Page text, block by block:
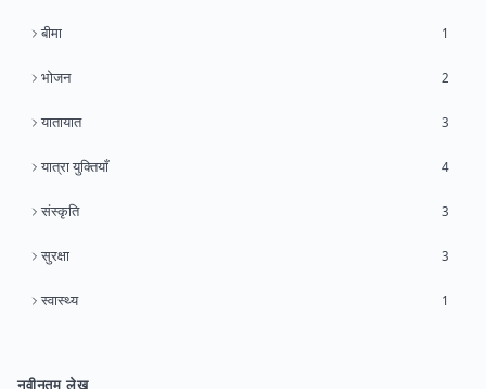
बीमा 1
भोजन 2
यातायात 3
यात्रा युक्तियाँ 4
संस्कृति 3
सुरक्षा 3
स्वास्थ्य 1
नवीनतम लेख